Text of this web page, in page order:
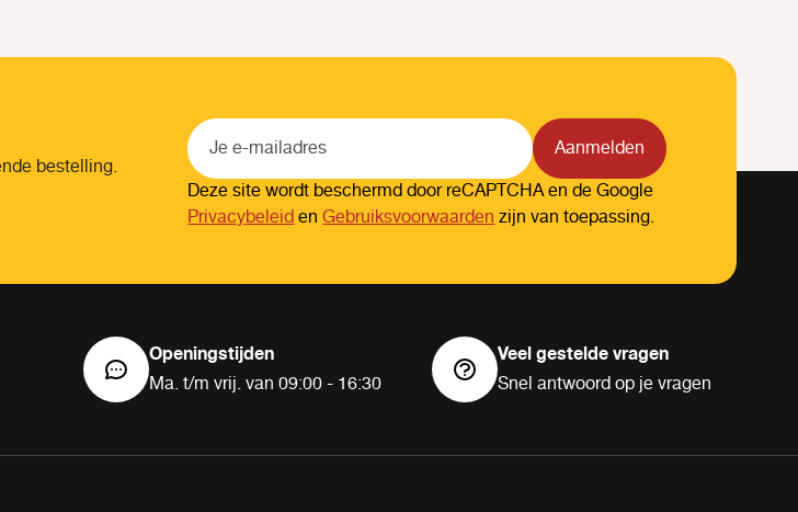
bestelling.
Aanmelden
Deze site wordt beschermd door reCAPTCHA en de Google
PrivacybeleidenGebruiksvoorwaardenzijn van toepassing.
Openingstijden
Ma. t/m vrij. van 09:00 - 16:30
Veel gestelde vragen
Snel antwoord op je vragen